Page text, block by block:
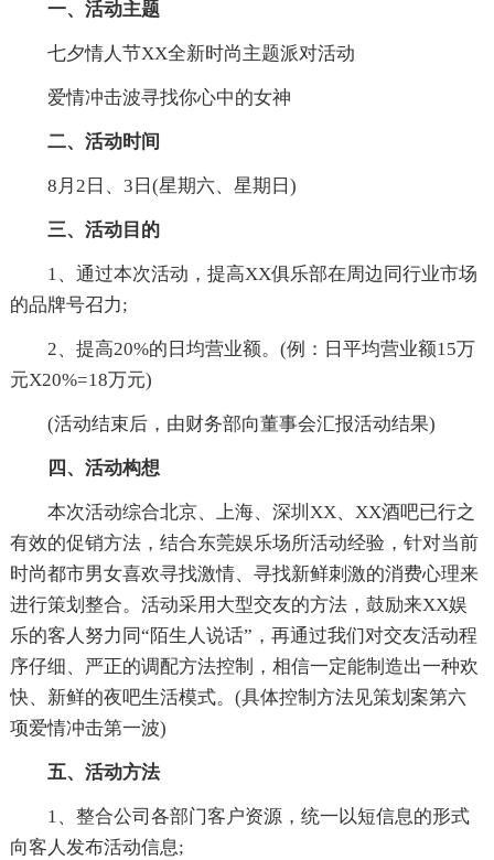
一、活动主题
七夕情人节XX全新时尚主题派对活动
爱情冲击波寻找你心中的女神
二、活动时间
8月2日、3日(星期六、星期日)
三、活动目的
1、通过本次活动，提高XX俱乐部在周边同行业市场
的品牌号召力;
2、提高20%的日均营业额。(例：日平均营业额15万
元X20%=18万元)
(活动结束后，由财务部向董事会汇报活动结果)
四、活动构想
本次活动综合北京、上海、深圳XX、XX酒吧已行之
有效的促销方法，结合东莞娱乐场所活动经验，针对当前
时尚都市男女喜欢寻找激情、寻找新鲜刺激的消费心理来
进行策划整合。活动采用大型交友的方法，鼓励来XX娱
乐的客人努力同“陌生人说话”，再通过我们对交友活动程
序仔细、严正的调配方法控制，相信一定能制造出一种欢
快、新鲜的夜吧生活模式。(具体控制方法见策划案第六
项爱情冲击第一波)
五、活动方法
1、整合公司各部门客户资源，统一以短信息的形式
向客人发布活动信息;